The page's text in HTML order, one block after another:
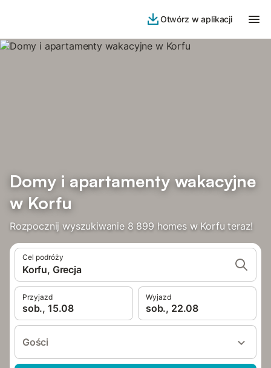
Otwórz w aplikacji
Domy i apartamenty wakacyjne
w Korfu
Rozpocznij wyszukiwanie 8 899 homes w Korfu teraz!
Cel podróży
Korfu, Grecja
Przyjazd
sob., 15.08
Wyjazd
sob., 22.08
Gości